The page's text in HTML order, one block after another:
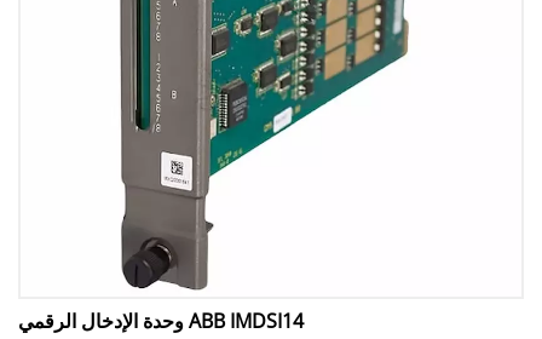
وحدة الإدخال الرقمي ABB IMDSI14